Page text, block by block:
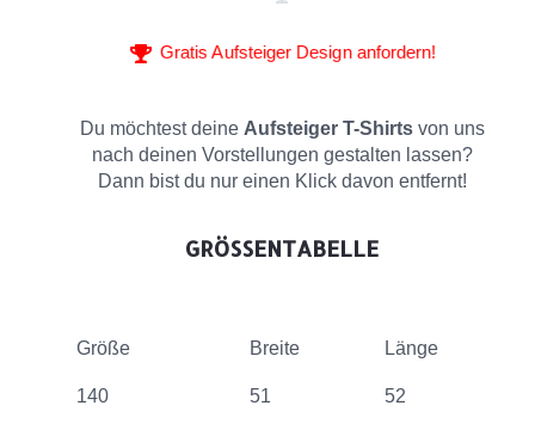
Gratis Aufsteiger Design anfordern!
Du möchtest deine Aufsteiger T-Shirtsvon uns
nach deinen Vorstellungen gestalten lassen?
Dann bist du nur einen Klick davon entfernt!
GRÖSSENTABELLE
Größe Breite Länge
140 51 52